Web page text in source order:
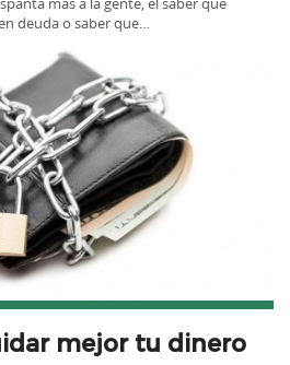
deuda o saber que…
mejor tu dinero